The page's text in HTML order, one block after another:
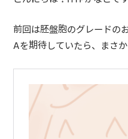
前回は胚盤胞のグレードの
Aを期待していたら、まさ